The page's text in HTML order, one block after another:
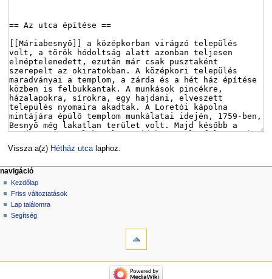
Vissza a(z) Hétház utcalaphoz.
navigáció
Kezdőlap
Friss változtatások
Lap találomra
Segítség